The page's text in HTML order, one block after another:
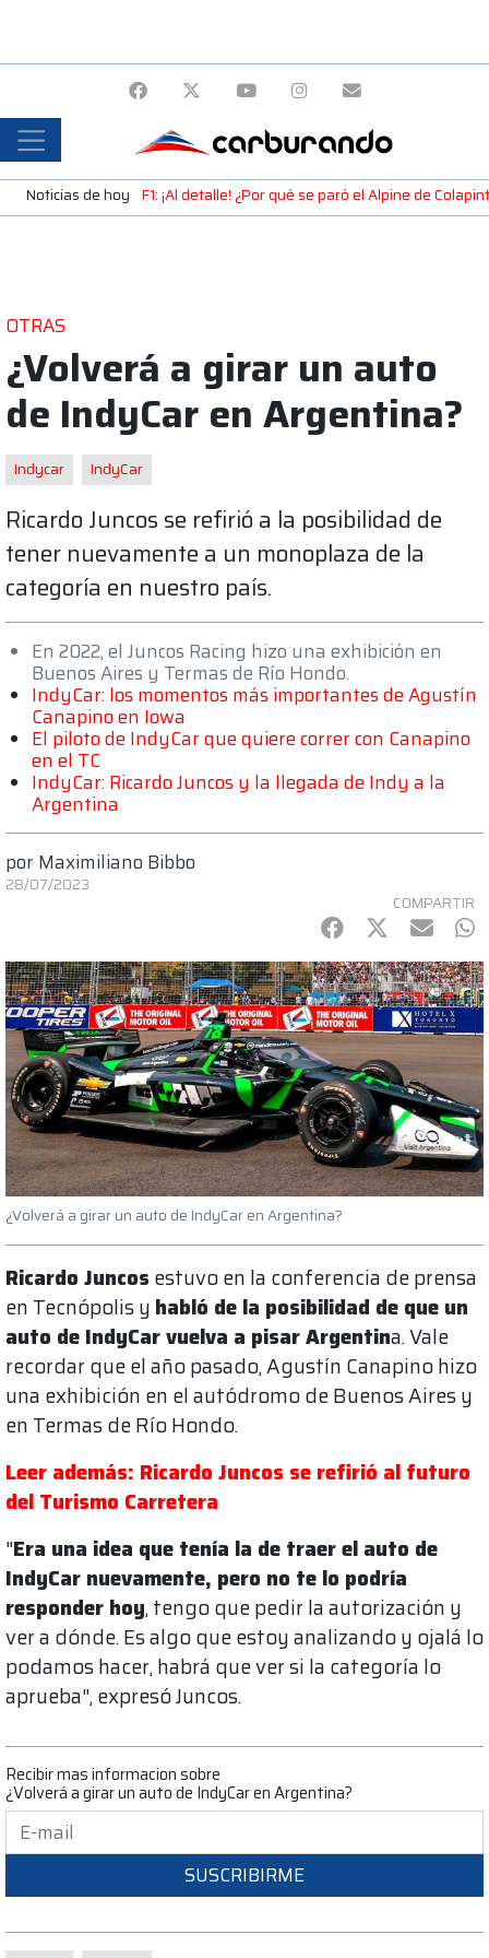
Noticias de hoy F1: ¡Al detalle! ¿Por qué se paró el Alpine de
OTRAS
¿Volverá a girar un auto
de IndyCar en Argentina?
Indycar IndyCar
Ricardo Juncos se refirió a la posibilidad de
tener nuevamente a un monoplaza de la
categoría en nuestro país.
En 2022, el Juncos Racing hizo una exhibición en
Buenos Aires y Termas de Río Hondo.
IndyCar: los momentos más importantes de Agustín
Canapino en Iowa
El piloto de IndyCar que quiere correr con Canapino
en el TC
IndyCar: Ricardo Juncos y la llegada de Indy a la
Argentina
por Maximiliano Bibbo
28/07/2023
COMPARTIR
Facebook
Twitter
mail
¿Volverá a girar un auto de IndyCar en Argentina?
Ricardo Juncos estuvo en la conferencia de prensa
en Tecnópolis y habló de la posibilidad de que un
auto de IndyCar vuelva a pisar Argentina. Vale
recordar que el año pasado, Agustín Canapino hizo
una exhibición en el autódromo de Buenos Aires y
en Termas de Río Hondo.
Leer además: Ricardo Juncos se refirió al futuro
del Turismo Carretera
"Era una idea que tenía la de traer el auto de
IndyCar nuevamente, pero no te lo podría
responder hoy, tengo que pedir la autorización y
ver a dónde. Es algo que estoy analizando y ojalá lo
podamos hacer, habrá que ver si la categoría lo
aprueba", expresó Juncos.
Recibir mas informacion sobre
¿Volverá a girar un auto de IndyCar en Argentina?
SUSCRIBIRME